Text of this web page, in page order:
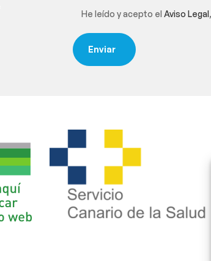
He leído y acepto elAviso Legal